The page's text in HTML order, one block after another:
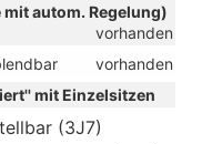
autom. Regelung)
vorhanden
vorhanden
mit Einzelsitzen
(3J7)